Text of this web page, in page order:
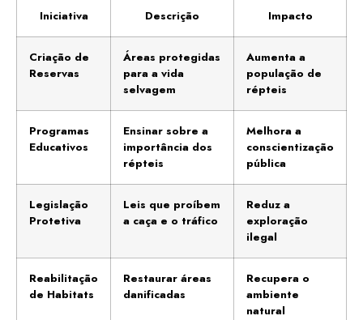
Iniciativa Descrição Impacto
Criação de
Reservas
Áreas protegidas
para a vida
selvagem
Aumenta a
população de
répteis
Programas
Educativos
Ensinar sobre a
importância dos
répteis
Melhora a
conscientização
pública
Legislação
Protetiva
Leis que proíbem
a caça e o tráfico
Reduz a
exploração
ilegal
Reabilitação
de Habitats
Restaurar áreas
danificadas
Recupera o
ambiente
natural